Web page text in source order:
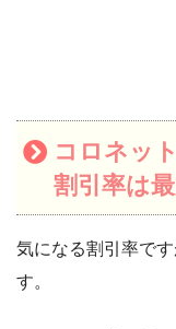
コロネッ
割引率は
気になる割引率です
す。